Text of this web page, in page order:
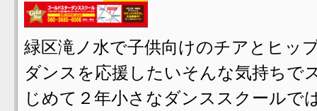
緑区滝ノ水で子供向けのチアとヒッ
ダンスを応援したいそんな気持ちで
じめて２年小さなダンススクールで